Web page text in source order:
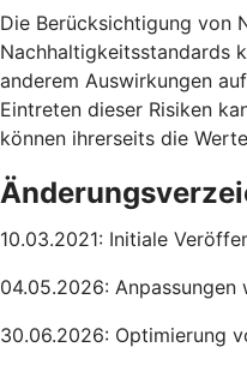
Die Berücksichtigung von
Nachhaltigkeitsstandards
anderem Auswirkungen
Eintreten dieser Risiken
können ihrerseits die
10.03.2021: Initiale
04.05.2026: Anpassungen
30.06.2026: Optimierung